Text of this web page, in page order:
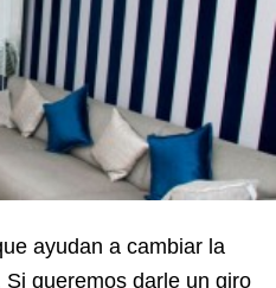
ayudan a cambiar la
queremos darle un giro